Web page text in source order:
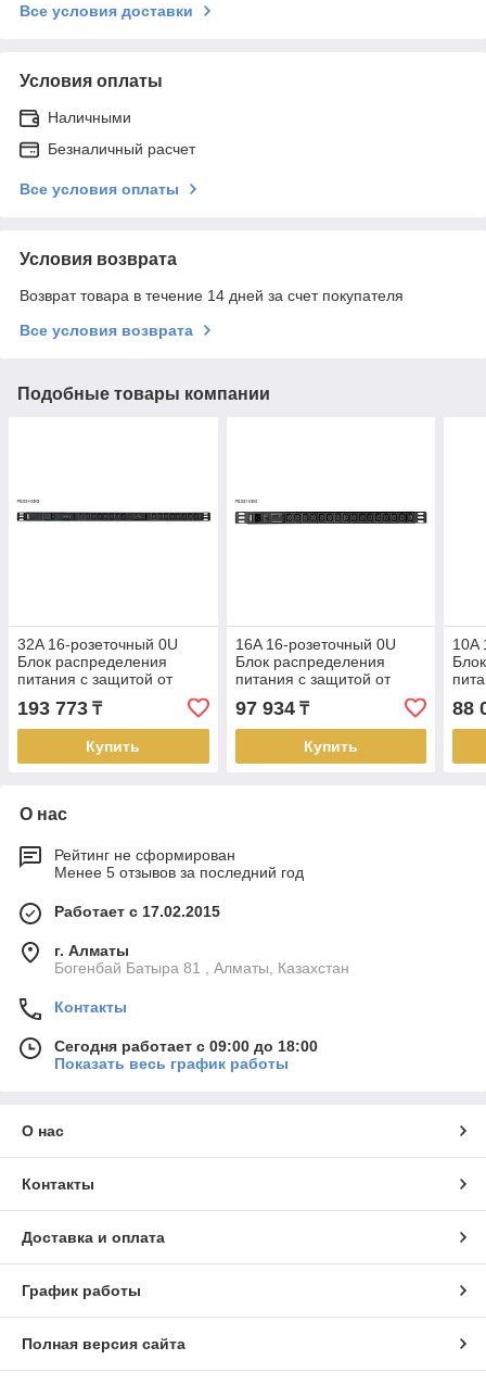
Все условия доставки
Условия оплаты
Наличными
Безналичный расчет
Все условия оплаты
Условия возврата
Возврат товара в течение 14 дней за счет покупателя
Все условия возврата
Подобные товары компании
32A 16-розеточный 0U
Блок распределения
питания с защитой от
перегрузок (IEC-320 C13)
100-240В PE0316SG ATEN
193 773 ₸
Купить
16A 16-розеточный 0U
Блок распределения
питания с защитой от
перегрузок (IEC-320 C13)
100-240В PE0216SG ATEN
97 934₸
Купить
10A
88
О нас
Рейтинг не сформирован
Менее 5 отзывов за последний год
Работает с 17.02.2015
г. Алматы
Богенбай Батыра 81 , Алматы, Казахстан
Контакты
Сегодня работает с 09:00 до 18:00
Показать весь график работы
О нас
Контакты
Доставка и оплата
График работы
Полная версия сайта